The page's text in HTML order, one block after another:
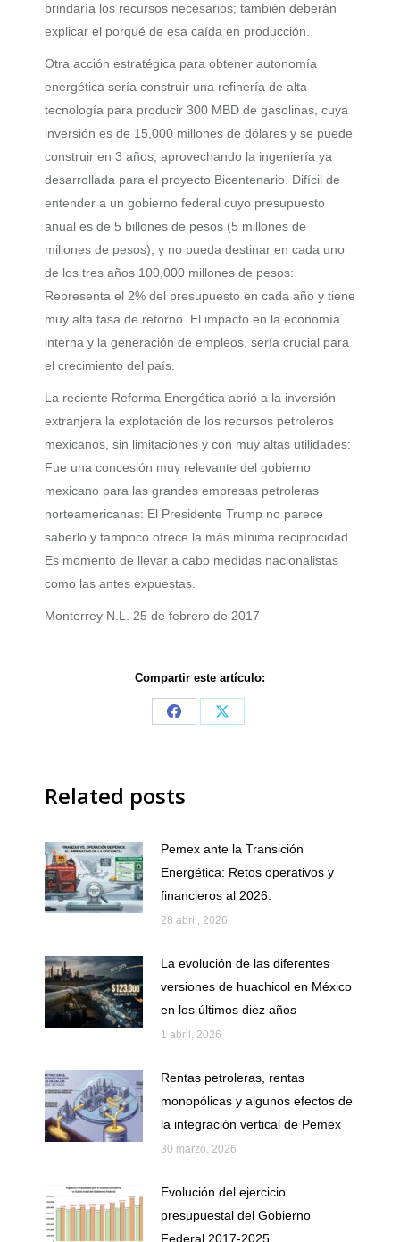
brindaría los recursos necesarios; también deberán
explicar el porqué de esa caída en producción.
Otra acción estratégica para obtener autonomía
energética sería construir una refinería de alta
tecnología para producir 300 MBD de gasolinas, cuya
inversión es de 15,000 millones de dólares y se puede
construir en 3 años, aprovechando la ingeniería ya
desarrollada para el proyecto Bicentenario. Difícil de
entender a un gobierno federal cuyo presupuesto
anual es de 5 billones de pesos (5 millones de
millones de pesos), y no pueda destinar en cada uno
de los tres años 100,000 millones de pesos:
Representa el 2% del presupuesto en cada año y tiene
muy alta tasa de retorno. El impacto en la economía
interna y la generación de empleos, sería crucial para
el crecimiento del país.
La reciente Reforma Energética abrió a la inversión
extranjera la explotación de los recursos petroleros
mexicanos, sin limitaciones y con muy altas utilidades:
Fue una concesión muy relevante del gobierno
mexicano para las grandes empresas petroleras
norteamericanas: El Presidente Trump no parece
saberlo y tampoco ofrece la más mínima reciprocidad.
Es momento de llevar a cabo medidas nacionalistas
como las antes expuestas.
Monterrey N.L. 25 de febrero de 2017
Compartir este artículo:
Share
Share
Related posts
Pemex ante la Transición
Energética: Retos operativos y
financieros al 2026.
28 abril, 2026
La evolución de las diferentes
versiones de huachicol en México
en los últimos diez años
1 abril, 2026
Rentas petroleras, rentas
monopólicas y algunos efectos de
la integración vertical de Pemex
30 marzo, 2026
Evolución del ejercicio
presupuestal del Gobierno
Federal 2017-2025